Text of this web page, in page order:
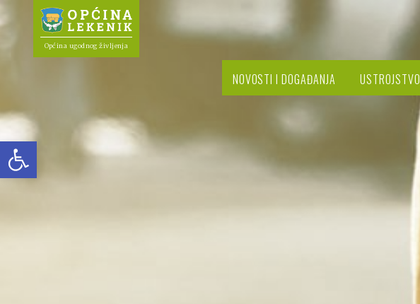
Open toolbar
Općina ugodnog življenja
NOVOSTI I DOGAĐANJA USTROJSTVO